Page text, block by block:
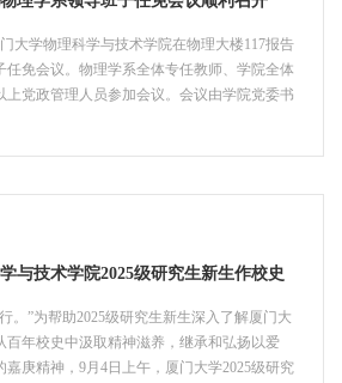
大学物理科学与技术学院在物理大楼117报告
任免会议。物理学系全体专任教师、学院全体
上党政管理人员参加会议。会议由学院党委书
平代表学院党委回顾并总结了本次物理学系
理学系主任；...
与技术学院2025级研究生新生作校史
。”为帮助2025级研究生新生深入了解厦门大
百年校史中汲取精神滋养，继承和弘扬以爱
嘉庚精神，9月4日上午，厦门大学2025级研究